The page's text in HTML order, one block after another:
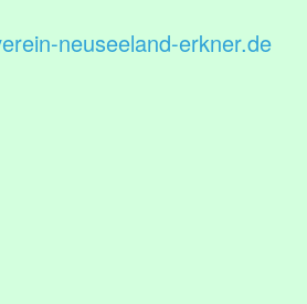
neuseeland-erkner.de